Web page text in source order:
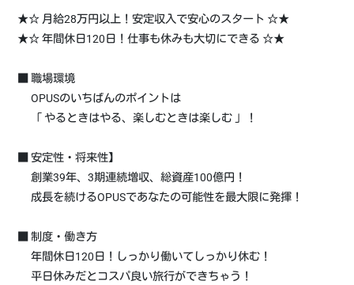
★☆ 月給28万円以上！安定収入で安心のスタート ☆★
★☆ 年間休日120日！仕事も休みも大切にできる ☆★
■ 職場環境
OPUSのいちばんのポイントは
「 やるときはやる、楽しむときは楽しむ 」！
■ 安定性・将来性】
創業39年、3期連続増収、総資産100億円！
成長を続けるOPUSであなたの可能性を最大限に発揮！
■ 制度・働き方
年間休日120日！しっかり働いてしっかり休む！
平日休みだとコスパ良い旅行ができちゃう！